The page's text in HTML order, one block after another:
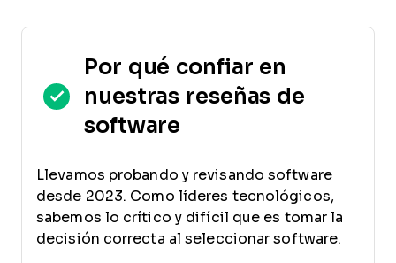
Por qué confiar en
nuestras reseñas de
software
Llevamos probando y revisando software
desde 2023. Como líderes tecnológicos,
sabemos lo crítico y difícil que es tomar la
decisión correcta al seleccionar software.